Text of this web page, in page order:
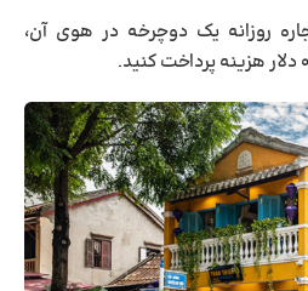
روزانه یک دوچرخه در هوی آن،